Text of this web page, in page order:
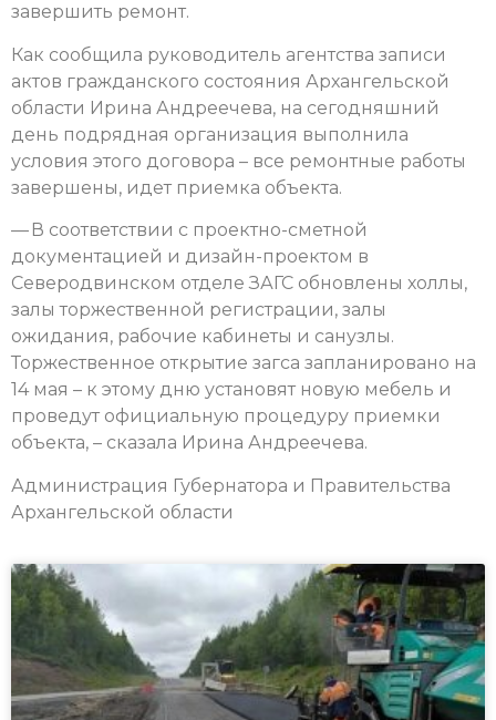
завершить ремонт.
Как сообщила руководитель агентства записи
актов гражданского состояния Архангельской
области Ирина Андреечева, на сегодняшний
день подрядная организация выполнила
условия этого договора – все ремонтные работы
завершены, идет приемка объекта.
— В соответствии с проектно-сметной
документацией и дизайн-проектом в
Северодвинском отделе ЗАГС обновлены холлы,
залы торжественной регистрации, залы
ожидания, рабочие кабинеты и санузлы.
Торжественное открытие загса запланировано на
14 мая – к этому дню установят новую мебель и
проведут официальную процедуру приемки
объекта, – сказала Ирина Андреечева.
Администрация Губернатора и Правительства
Архангельской области